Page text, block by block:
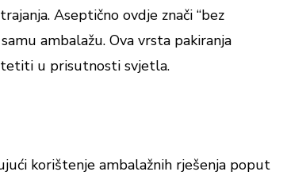
Aseptično ovdje znači “bez
ambalažu. Ova vrsta pakiranja
u prisutnosti svjetla.
korištenje ambalažnih rješenja poput